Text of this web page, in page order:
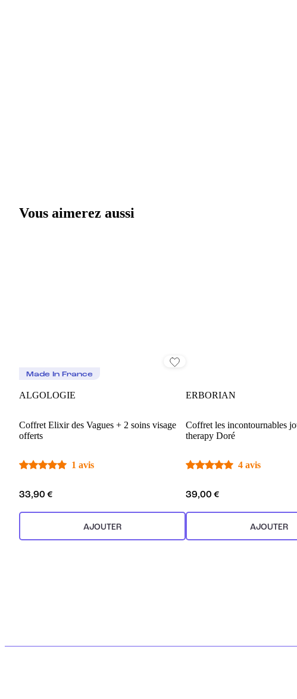
Vous aimerez aussi
Made In France
ALGOLOGIE
Coffret Elixir des Vagues + 2 soins visage
offerts
1 avis
33,90 €
AJOUTER
ERBORIAN
Coffret les incontournables
therapy Doré
4 avis
39,00 €
AJOUTER